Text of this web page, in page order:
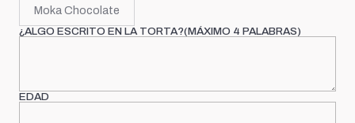
Moka Chocolate
¿ALGO ESCRITO EN LA TORTA?(MÁXIMO 4 PALABRAS)
EDAD